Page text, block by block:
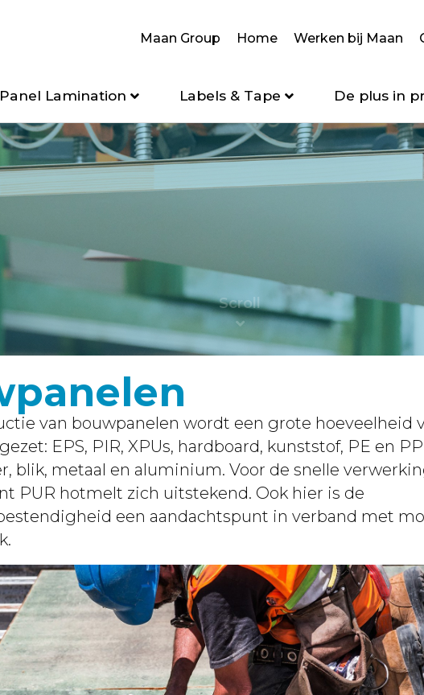
Maan Group Home Werken bij Maan
Lamination Labels & Tape De plus in
van bouwpanelen wordt een grote hoeveelheid
EPS, PIR, XPUs, hardboard, kunststof, PE en
blik, metaal en aluminium. Voor de snelle
PUR hotmelt zich uitstekend. Ook hier is de
een aandachtspunt in verband met